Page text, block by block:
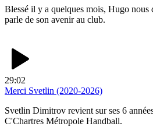
Blessé il y a quelques mois, Hugo nous
parle de son avenir au club.
29:02
Merci Svetlin (2020-2026)
Svetlin Dimitrov revient sur ses 6
C'Chartres Métropole Handball.